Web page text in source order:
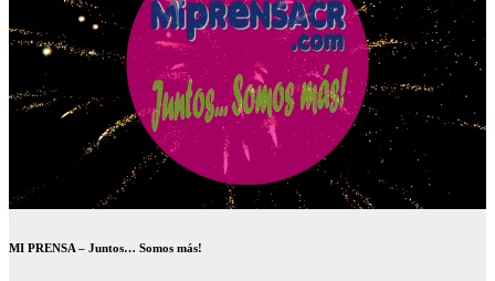
MI PRENSA – Juntos… Somos más!